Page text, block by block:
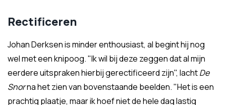
Rectificeren
Johan Derksen is minder enthousiast, al begint hij nog
wel met een knipoog. "Ik wil bij deze zeggen dat al mijn
eerdere uitspraken hierbij gerectificeerd zijn", lachtDe
Snorna het zien van bovenstaande beelden. "Het is een
prachtig plaatje, maar ik hoef niet de hele dag lastig